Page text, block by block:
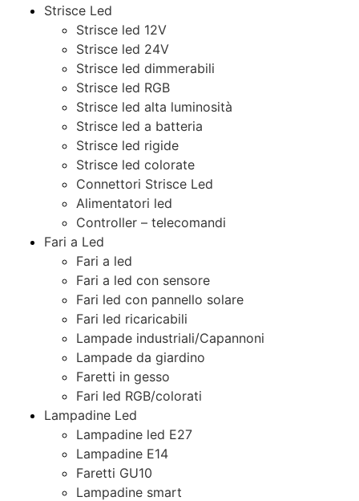
Strisce Led
Strisce led 12V
Strisce led 24V
Strisce led dimmerabili
Strisce led RGB
Strisce led alta luminosità
Strisce led a batteria
Strisce led rigide
Strisce led colorate
Connettori Strisce Led
Alimentatori led
Controller – telecomandi
Fari a Led
Fari a led
Fari a led con sensore
Fari led con pannello solare
Fari led ricaricabili
Lampade industriali/Capannoni
Lampade da giardino
Faretti in gesso
Fari led RGB/colorati
Lampadine Led
Lampadine led E27
Lampadine E14
Faretti GU10
Lampadine smart